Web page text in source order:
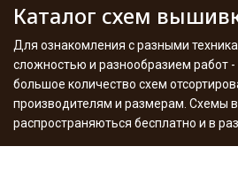
Каталог схем
Для ознакомления с разными
сложностью и разнообразием работ -
большое количество схем
производителям и размерам. Схемы
распространяються бесплатно и в